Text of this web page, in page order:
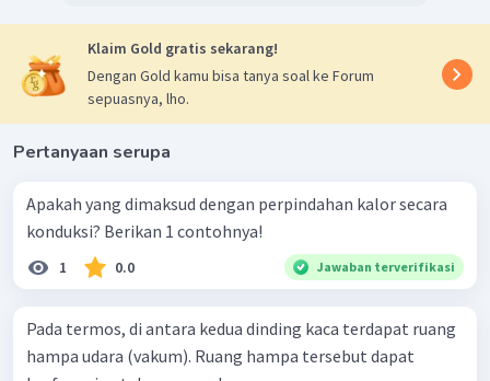
Klaim Gold gratis sekarang!
Dengan Gold kamu bisa tanya soal ke Forum
sepuasnya, lho.
Pertanyaan serupa
Apakah yang dimaksud dengan perpindahan kalor secara
konduksi? Berikan 1 contohnya!
1 0.0 Jawaban terverifikasi
Pada termos, di antara kedua dinding kaca terdapat ruang
hampa udara (vakum). Ruang hampa tersebut dapat